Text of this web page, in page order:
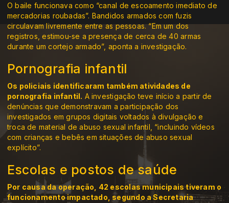
O baile funcionava como “canal de escoamento imediato de
mercadorias roubadas”. Bandidos armados com fuzis
circulavam livremente entre as pessoas. “Em um dos
registros, estimou-se a presença de cerca de 40 armas
durante um cortejo armado”, aponta a investigação.
Pornografia infantil
Os policiais identificaram também atividades de
pornografia infantil. A investigação teve início a partir de
denúncias que demonstravam a participação dos
investigados em grupos digitais voltados à divulgação e
troca de material de abuso sexual infantil, “incluindo vídeos
com crianças e bebês em situações de abuso sexual
explícito”.
Escolas e postos de saúde
Por causa da operação, 42 escolas municipais tiveram o
funcionamento impactado, segundo a Secretaria